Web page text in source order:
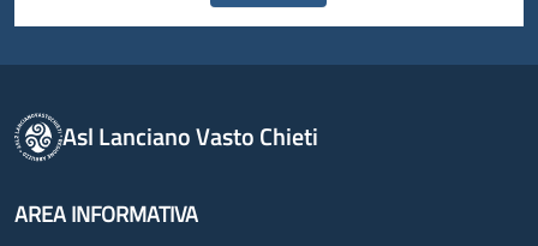
Asl Lanciano Vasto Chieti
AREA INFORMATIVA